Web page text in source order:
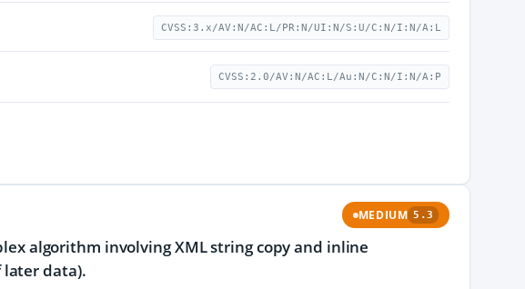
CVSS:3.x/AV:N/AC:L/PR:N/UI:N/S:U/C:N/I:N/A:L
CVSS:2.0/AV:N/AC:L/Au:N/C:N/I:N/A:P
MEDIUM 5.3
algorithm involving XML string copy and inline
later data).